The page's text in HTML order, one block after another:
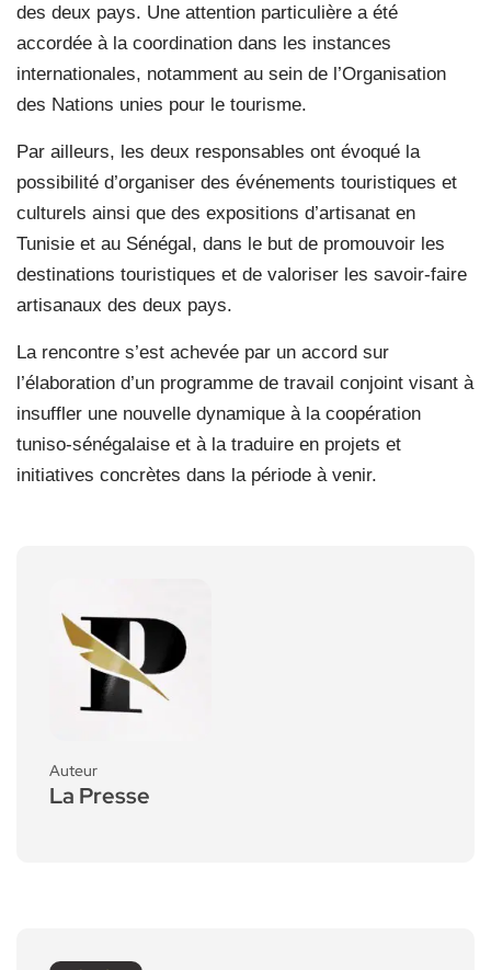
des deux pays. Une attention particulière a été
accordée à la coordination dans les instances
internationales, notamment au sein de l’Organisation
des Nations unies pour le tourisme.
Par ailleurs, les deux responsables ont évoqué la
possibilité d’organiser des événements touristiques et
culturels ainsi que des expositions d’artisanat en
Tunisie et au Sénégal, dans le but de promouvoir les
destinations touristiques et de valoriser les savoir-faire
artisanaux des deux pays.
La rencontre s’est achevée par un accord sur
l’élaboration d’un programme de travail conjoint visant à
insuffler une nouvelle dynamique à la coopération
tuniso-sénégalaise et à la traduire en projets et
initiatives concrètes dans la période à venir.
Auteur
La Presse